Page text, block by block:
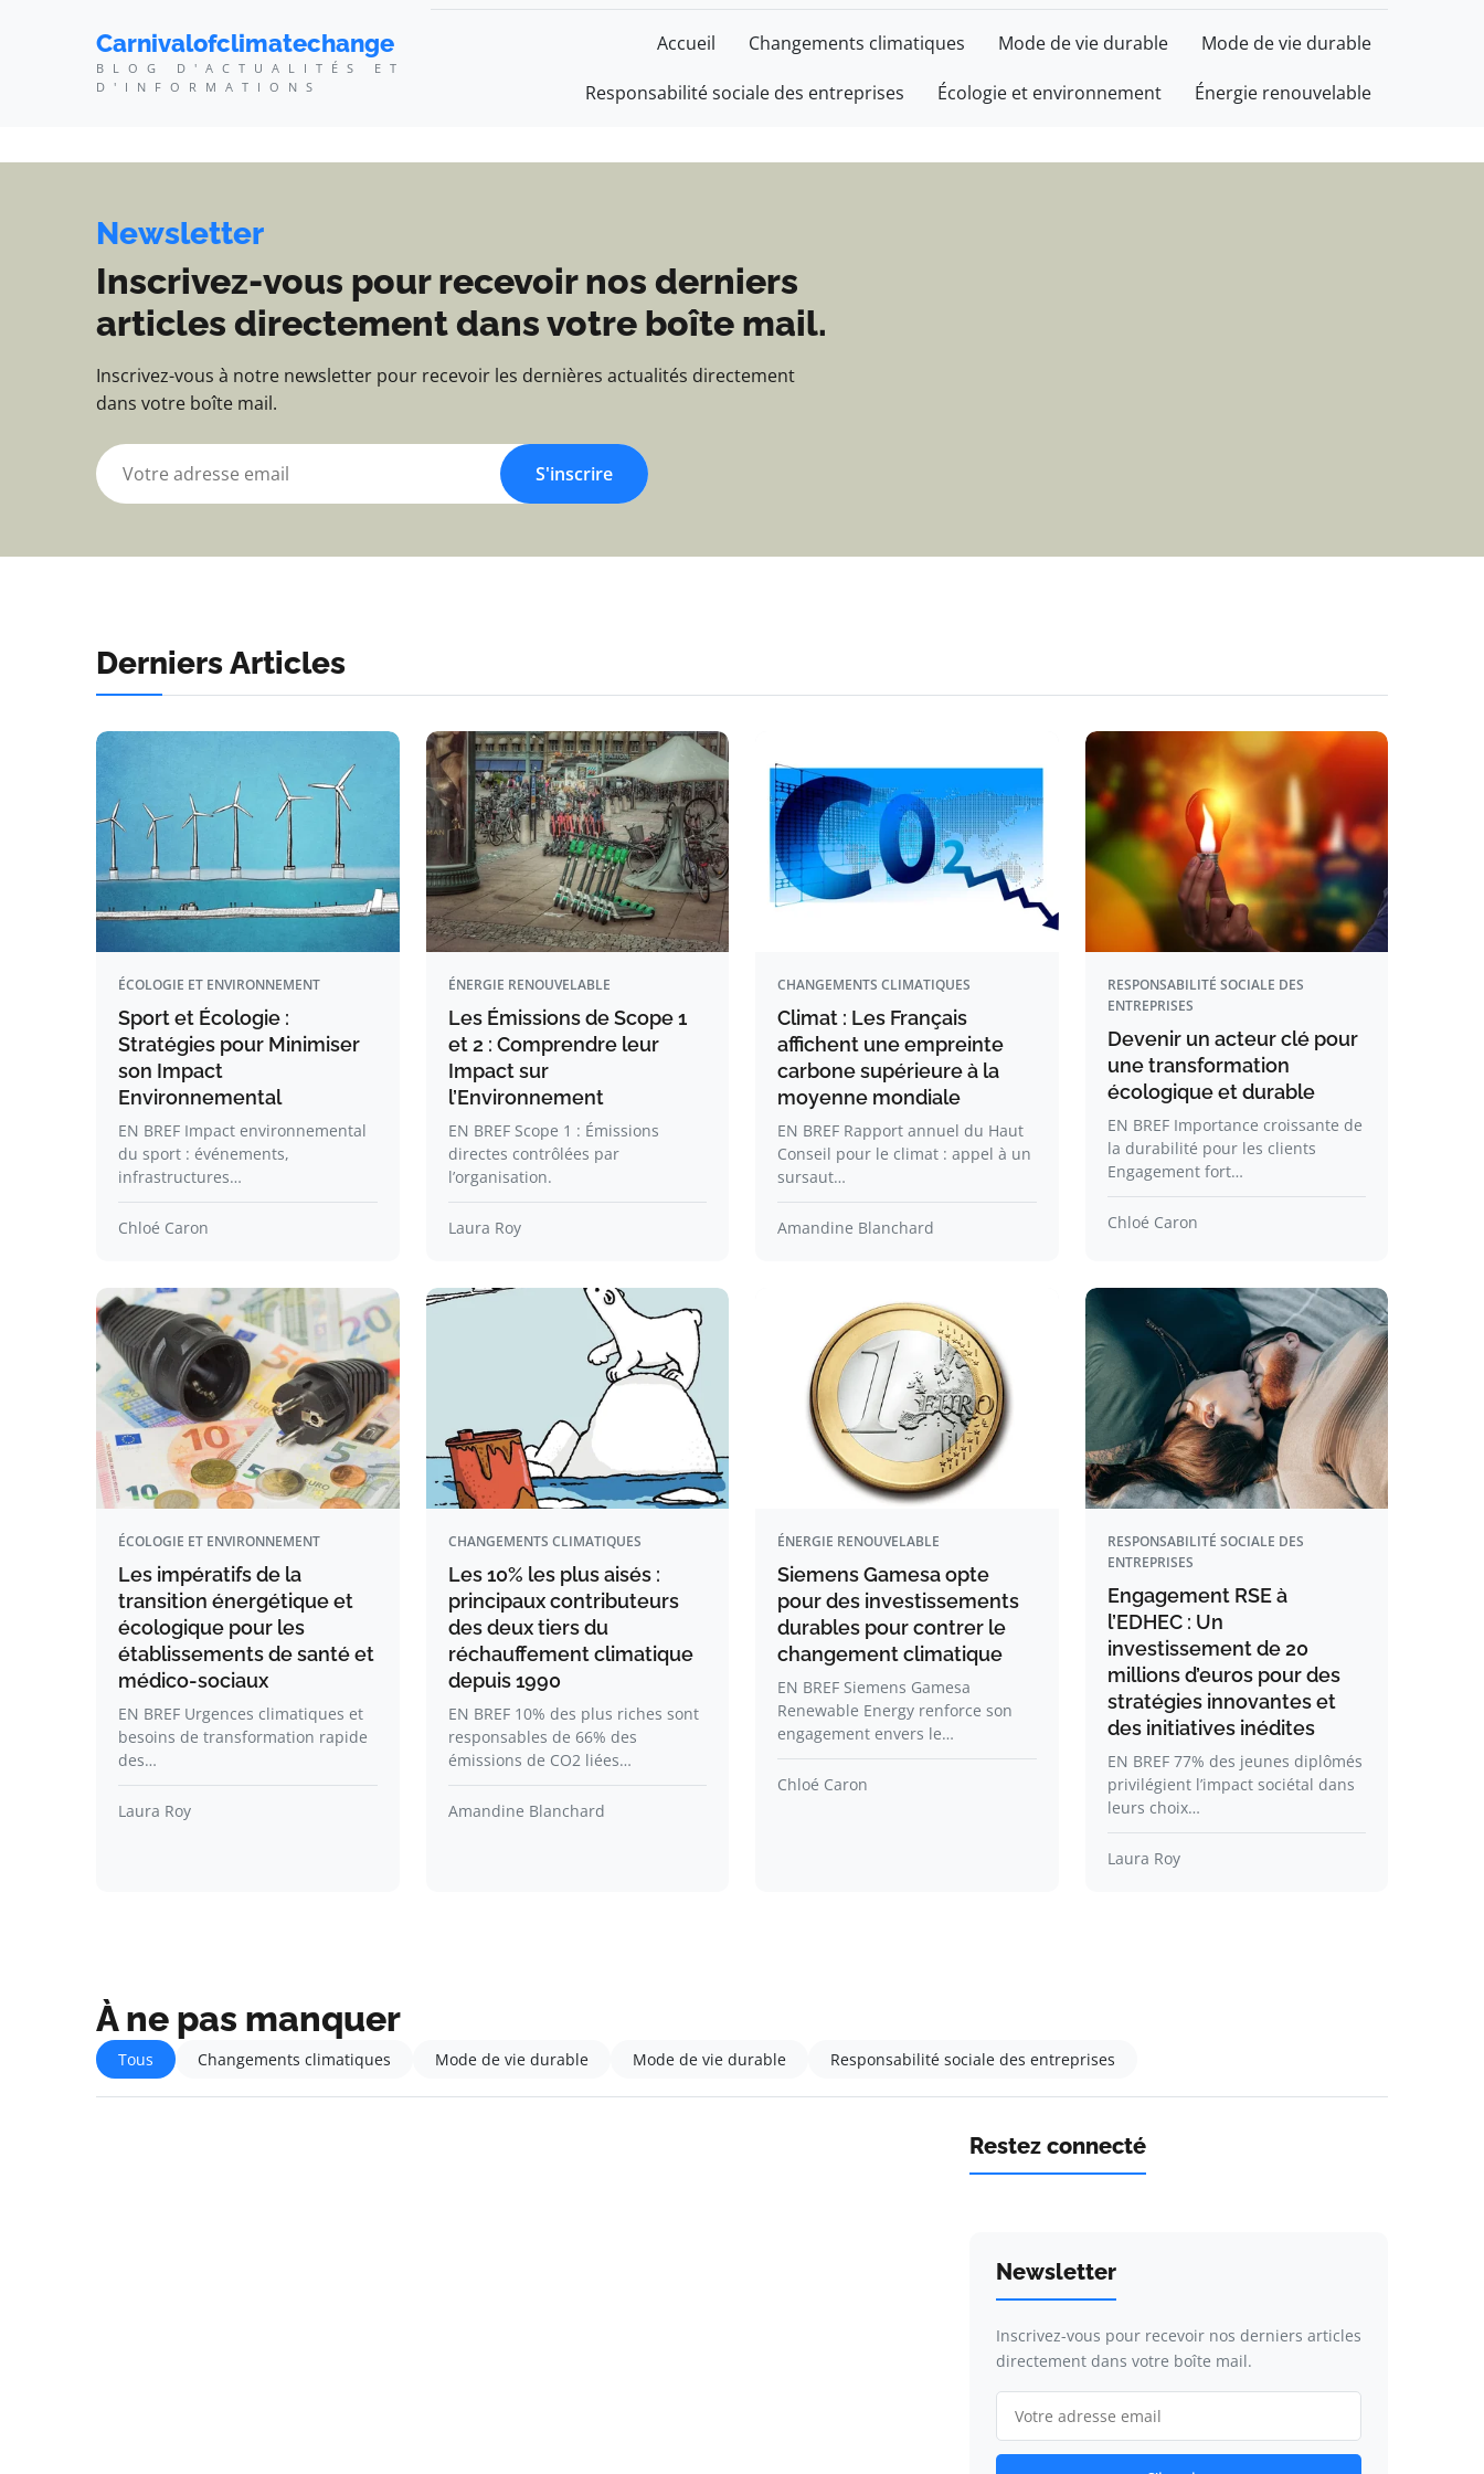
Carnivalofclimatechange - Blog d'actualités et d'informations
Carnivalofclimatechange
BLOG D'ACTUALITÉS ET
D'INFORMATIONS
Accueil Changements climatiques Mode de vie durable Mode de vie durable
Responsabilité sociale des entreprises Écologie et environnement Énergie renouvelable
Newsletter
Inscrivez-vous pour recevoir nos derniers
articles directement dans votre boîte mail.
Inscrivez-vous à notre newsletter pour recevoir les dernières actualités directement
dans votre boîte mail.
S'inscrire
Derniers Articles
ÉCOLOGIE ET ENVIRONNEMENT
Sport et Écologie :
Stratégies pour Minimiser
son Impact
Environnemental
EN BREF Impact environnemental
du sport : événements,
infrastructures…
Chloé Caron
ÉNERGIE RENOUVELABLE
Les Émissions de Scope 1
et 2 : Comprendre leur
Impact sur
l’Environnement
EN BREF Scope 1 : Émissions
directes contrôlées par
l’organisation.
Laura Roy
CHANGEMENTS CLIMATIQUES
Climat : Les Français
affichent une empreinte
carbone supérieure à la
moyenne mondiale
EN BREF Rapport annuel du Haut
Conseil pour le climat : appel à un
sursaut…
Amandine Blanchard
RESPONSABILITÉ SOCIALE DES
ENTREPRISES
Devenir un acteur clé pour
une transformation
écologique et durable
EN BREF Importance croissante de
la durabilité pour les clients
Engagement fort…
Chloé Caron
ÉCOLOGIE ET ENVIRONNEMENT
Les impératifs de la
transition énergétique et
écologique pour les
établissements de santé et
médico-sociaux
EN BREF Urgences climatiques et
besoins de transformation rapide
des…
Laura Roy
CHANGEMENTS CLIMATIQUES
Les 10% les plus aisés :
principaux contributeurs
des deux tiers du
réchauffement climatique
depuis 1990
EN BREF 10% des plus riches sont
responsables de 66% des
émissions de CO2 liées…
Amandine Blanchard
ÉNERGIE RENOUVELABLE
Siemens Gamesa opte
pour des investissements
durables pour contrer le
changement climatique
EN BREF Siemens Gamesa
Renewable Energy renforce son
engagement envers le…
Chloé Caron
RESPONSABILITÉ SOCIALE DES
ENTREPRISES
Engagement RSE à
l’EDHEC : Un
investissement de 20
millions d’euros pour des
stratégies innovantes et
des initiatives inédites
EN BREF 77% des jeunes diplômés
privilégient l’impact sociétal dans
leurs choix…
Laura Roy
À ne pas manquer
Tous Changements climatiques Mode de vie durable Mode de vie durable Responsabilité sociale des entreprises
Restez connecté
Newsletter
Inscrivez-vous pour recevoir nos derniers articles
directement dans votre boîte mail.